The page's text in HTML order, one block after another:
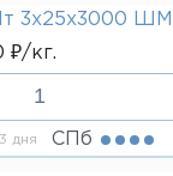
3х25х3000
₽/кг.
дня СПб